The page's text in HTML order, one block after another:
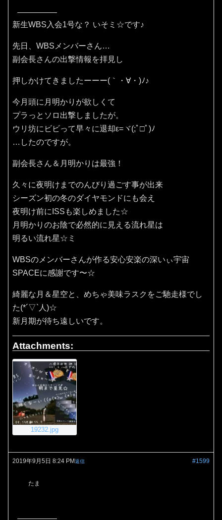
新生WBS入会1号な？ いそミ☆です♪
先日、WBSメンバーさん…
副会長さんの出撃情報を拝見し
押しかけてきましたーーー(｀・∀・)ﾉ♪
今月頭に月明かりが欲しくて
プラっとソロ出撃しましたが。
ウリ坊にビビって早々に退却ε=ヾ(;ﾟ□ﾟ)ﾉ
…したのですが。
副会長さん＆月明かりは最強！
久々に夜明けまでのんびり過ごす事が出来
シーズン初の冬のダイヤモンドにも会え
夜明け前にISSも楽しめました☆
月明かりのお陰で必然的に見える流れ星は
明るい流れ星☆ミ
WBSのメンバーさんが作る安心安楽の深いぃ宇宙
SPACEに感謝です〜☆
綺麗な月＆星空と、めちゃ美味ラスクをご馳走様でし
た(*´▽`人)☆
新月期が待ち遠しいです。
Attachments:
19232.jpg
2019年9月5日 8:24 PM #1599
返信
たま